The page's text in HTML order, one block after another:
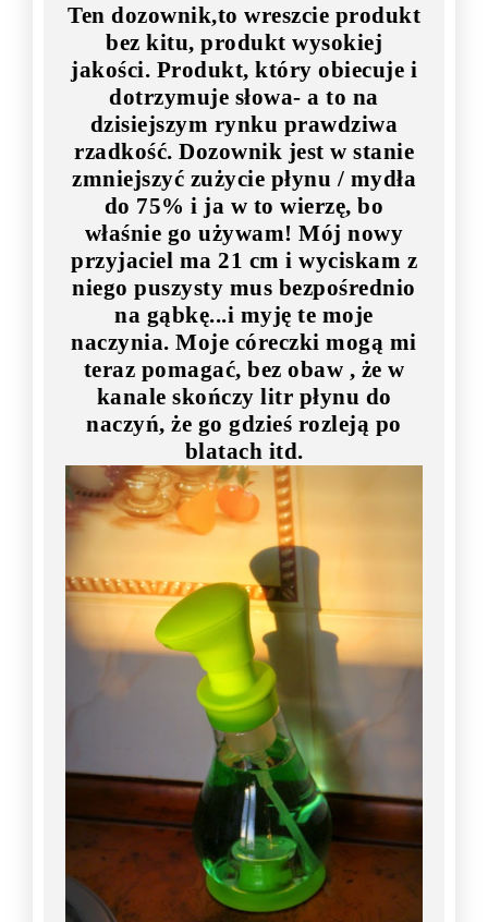
Ten dozownik,to wreszcie produkt
bez kitu, produkt wysokiej
jakości. Produkt, który obiecuje i
dotrzymuje słowa- a to na
dzisiejszym rynku prawdziwa
rzadkość. Dozownik jest w stanie
zmniejszyć zużycie płynu / mydła
do 75% i ja w to wierzę, bo
właśnie go używam! Mój nowy
przyjaciel ma 21 cm i wyciskam z
niego puszysty mus bezpośrednio
na gąbkę...i myję te moje
naczynia. Moje córeczki mogą mi
teraz pomagać, bez obaw , że w
kanale skończy litr płynu do
naczyń, że go gdzieś rozleją po
blatach itd.